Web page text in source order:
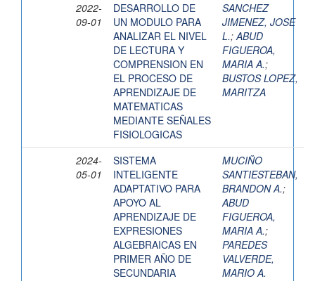
2022-
09-01
DESARROLLO DE
UN MODULO PARA
ANALIZAR EL NIVEL
DE LECTURA Y
COMPRENSION EN
EL PROCESO DE
APRENDIZAJE DE
MATEMATICAS
MEDIANTE SEÑALES
FISIOLOGICAS
SANCHEZ
JIMENEZ, JOSE
L.;ABUD
FIGUEROA,
MARIA A.;
BUSTOS LOPEZ,
MARITZA
2024-
05-01
SISTEMA
INTELIGENTE
ADAPTATIVO PARA
APOYO AL
APRENDIZAJE DE
EXPRESIONES
ALGEBRAICAS EN
PRIMER AÑO DE
SECUNDARIA
MUCIÑO
SANTIESTEBAN,
BRANDON A.;
ABUD
FIGUEROA,
MARIA A.;
PAREDES
VALVERDE,
MARIO A.